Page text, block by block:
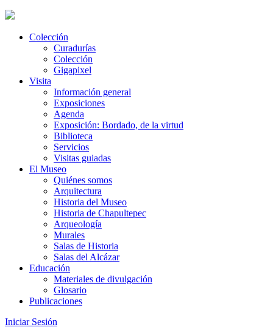
Colección
Curadurías
Colección
Gigapixel
Visita
Información general
Exposiciones
Agenda
Exposición: Bordado, de la virtud
Biblioteca
Servicios
Visitas guiadas
El Museo
Quiénes somos
Arquitectura
Historia del Museo
Historia de Chapultepec
Arqueología
Murales
Salas de Historia
Salas del Alcázar
Educación
Materiales de divulgación
Glosario
Publicaciones
Iniciar Sesión